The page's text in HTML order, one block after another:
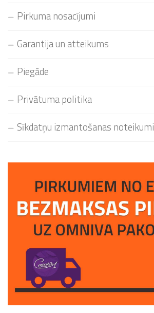
Pirkuma nosacījumi
Garantija un atteikums
Piegāde
Privātuma politika
Sīkdatņu izmantošanas noteikumi